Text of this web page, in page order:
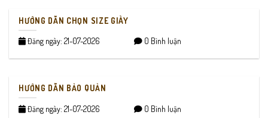
HƯỚNG DẪN CHỌN SIZE GIÀY
Đăng ngày: 21-07-2026 0 Bình luận
HƯỚNG DẪN BẢO QUẢN
Đăng ngày: 21-07-2026 0 Bình luận